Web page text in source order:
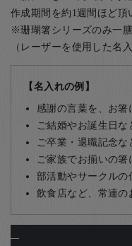
作成期間を約1週間ほど頂
※珊瑚箸シリーズのみ一
（レーザーを使用した名入
【名入れの例】
感謝の言葉を、お箸
ご結婚やお誕生日
ご卒業・退職記念な
ご家族でお揃いの箸
部活動やサークルの
飲食店など、常連の